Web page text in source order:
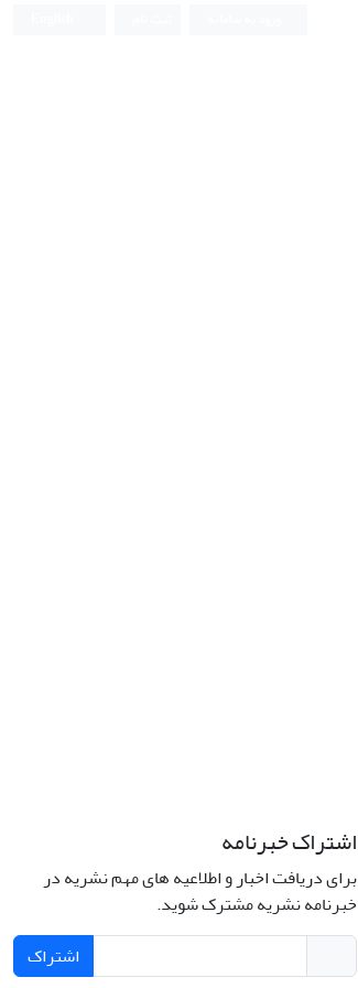
اشتراک خبرنامه
برای دریافت اخبار و اطلاعیه های مهم نشریه در
خبرنامه نشریه مشترک شوید.
اشتراک